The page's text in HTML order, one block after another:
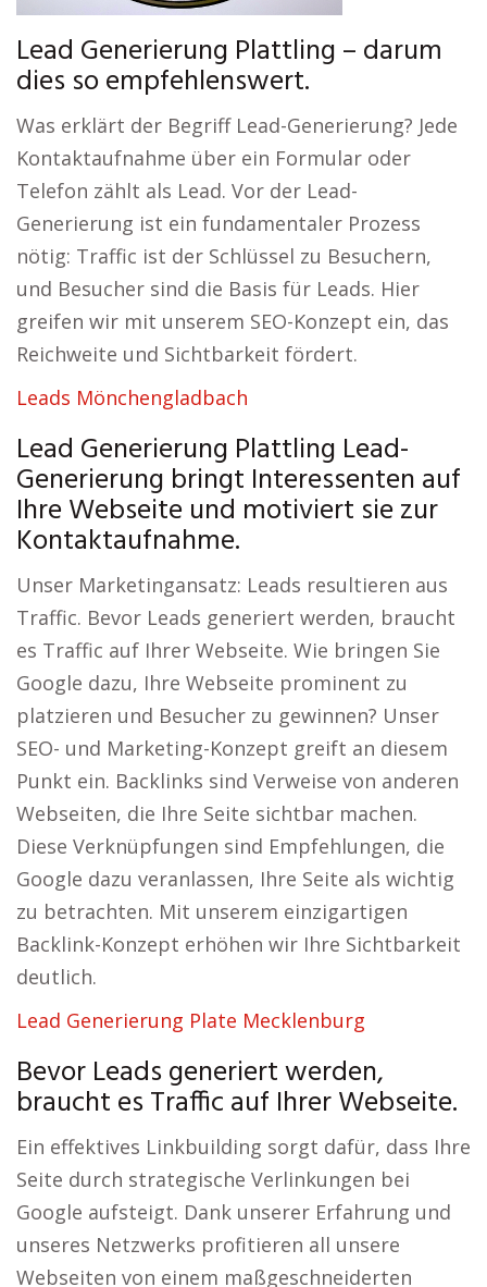
Lead Generierung Plattling – darum
dies so empfehlenswert.
Was erklärt der Begriff Lead-Generierung? Jede
Kontaktaufnahme über ein Formular oder
Telefon zählt als Lead. Vor der Lead-
Generierung ist ein fundamentaler Prozess
nötig: Traffic ist der Schlüssel zu Besuchern,
und Besucher sind die Basis für Leads. Hier
greifen wir mit unserem SEO-Konzept ein, das
Reichweite und Sichtbarkeit fördert.
Leads Mönchengladbach
Lead Generierung Plattling Lead-
Generierung bringt Interessenten auf
Ihre Webseite und motiviert sie zur
Kontaktaufnahme.
Unser Marketingansatz: Leads resultieren aus
Traffic. Bevor Leads generiert werden, braucht
es Traffic auf Ihrer Webseite. Wie bringen Sie
Google dazu, Ihre Webseite prominent zu
platzieren und Besucher zu gewinnen? Unser
SEO- und Marketing-Konzept greift an diesem
Punkt ein. Backlinks sind Verweise von anderen
Webseiten, die Ihre Seite sichtbar machen.
Diese Verknüpfungen sind Empfehlungen, die
Google dazu veranlassen, Ihre Seite als wichtig
zu betrachten. Mit unserem einzigartigen
Backlink-Konzept erhöhen wir Ihre Sichtbarkeit
deutlich.
Lead Generierung Plate Mecklenburg
Bevor Leads generiert werden,
braucht es Traffic auf Ihrer Webseite.
Ein effektives Linkbuilding sorgt dafür, dass Ihre
Seite durch strategische Verlinkungen bei
Google aufsteigt. Dank unserer Erfahrung und
unseres Netzwerks profitieren all unsere
Webseiten von einem maßgeschneiderten